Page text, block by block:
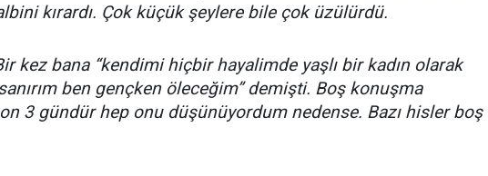
kırardı. Çok küçük şeylere bile çok üzülürdü.
kez bana “kendimi hiçbir hayalimde yaşlı bir kadın olarak
ben gençken öleceğim” demişti. Boş konuşma
3 gündür hep onu düşünüyordum nedense. Bazı hisler boş